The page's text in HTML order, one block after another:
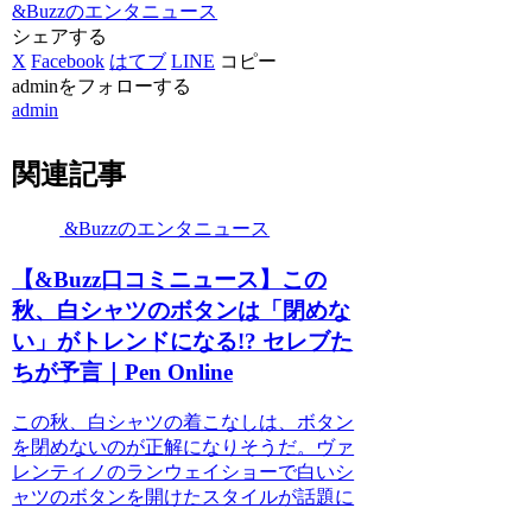
&Buzzのエンタニュース
シェアする
X Facebook はてブ LINE コピー
adminをフォローする
admin
関連記事
&Buzzのエンタニュース
【&Buzz口コミニュース】この
秋、白シャツのボタンは「閉めな
い」がトレンドになる!? セレブた
ちが予言｜Pen Online
この秋、白シャツの着こなしは、ボタン
を閉めないのが正解になりそうだ。ヴァ
レンティノのランウェイショーで白いシ
ャツのボタンを開けたスタイルが話題に